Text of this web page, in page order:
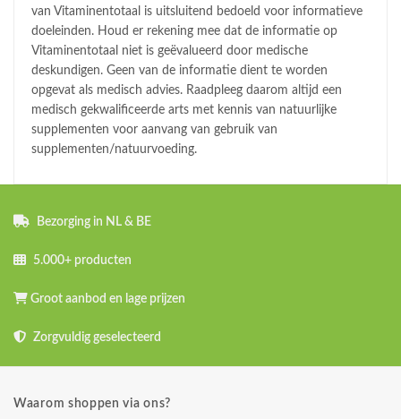
van Vitaminentotaal is uitsluitend bedoeld voor informatieve
doeleinden. Houd er rekening mee dat de informatie op
Vitaminentotaal niet is geëvalueerd door medische
deskundigen. Geen van de informatie dient te worden
opgevat als medisch advies. Raadpleeg daarom altijd een
medisch gekwalificeerde arts met kennis van natuurlijke
supplementen voor aanvang van gebruik van
supplementen/natuurvoeding.
Bezorging in NL & BE
5.000+ producten
Groot aanbod en lage prijzen
Zorgvuldig geselecteerd
Waarom shoppen via ons?